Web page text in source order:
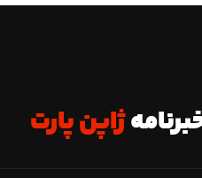
ژاپن پارت